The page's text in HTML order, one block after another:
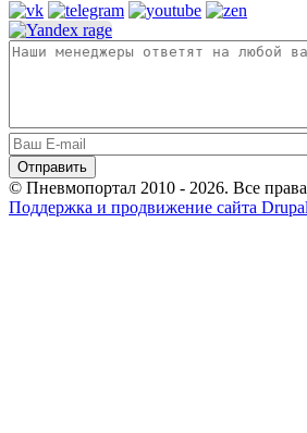
© Пневмопортал 2010 - 2026. Все
Поддержка и продвижение сайта